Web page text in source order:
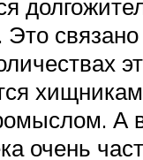
связано
А
очень